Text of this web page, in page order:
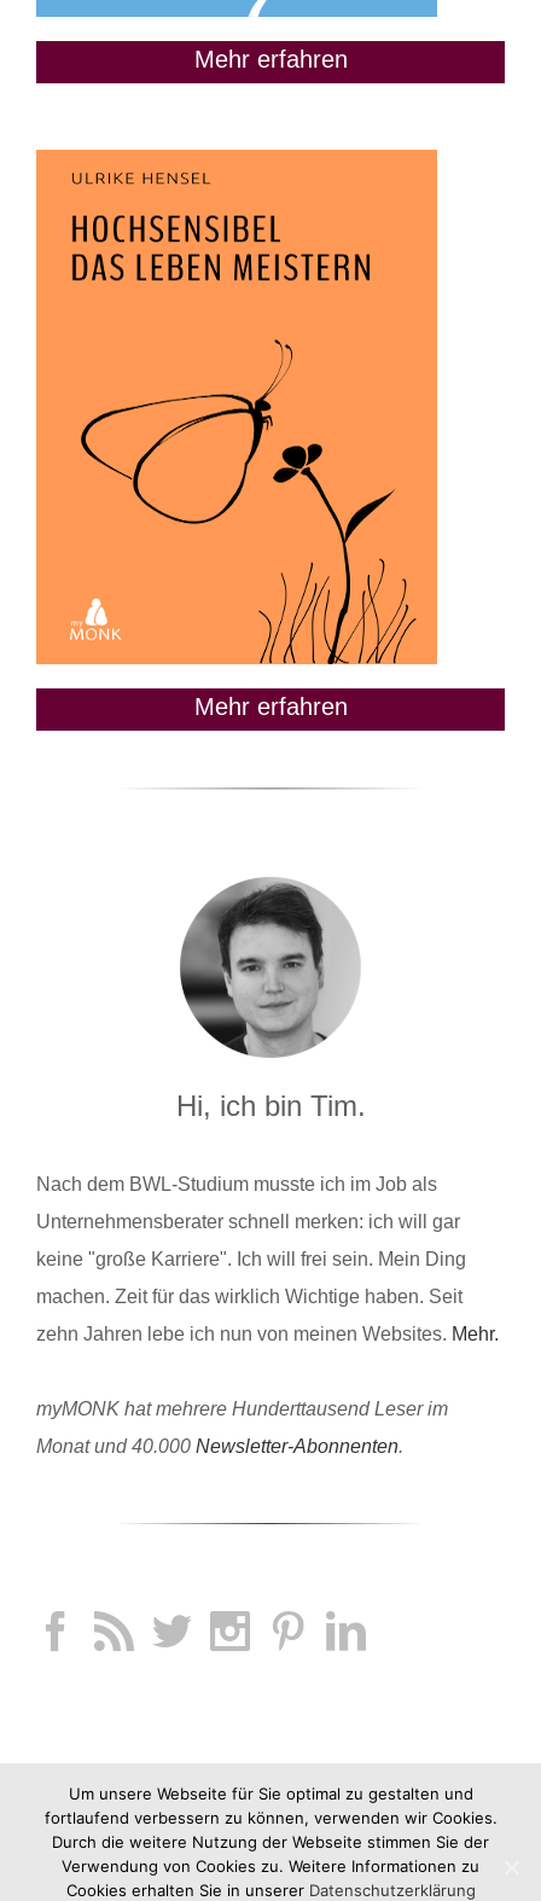
Mehr erfahren
Mehr erfahren
Hi, ich bin Tim.
Nach dem BWL-Studium musste ich im Job als
Unternehmensberater schnell merken: ich will gar
keine "große Karriere". Ich will frei sein. Mein Ding
machen. Zeit für das wirklich Wichtige haben. Seit
zehn Jahren lebe ich nun von meinen Websites. Mehr.
myMONK hat mehrere Hunderttausend Leser im
Monat und 40.000 Newsletter-Abonnenten.
Um unsere Webseite für Sie optimal zu gestalten und
fortlaufend verbessern zu können, verwenden wir Cookies.
Durch die weitere Nutzung der Webseite stimmen Sie der
Verwendung von Cookies zu. Weitere Informationen zu
Cookies erhalten Sie in unserer Datenschutzerklärung